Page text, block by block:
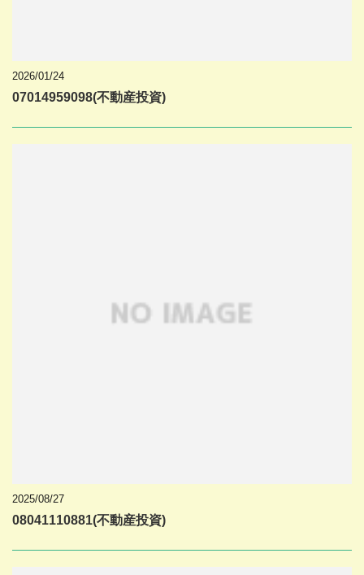
2026/01/24
07014959098(不動産投資)
2025/08/27
08041110881(不動産投資)